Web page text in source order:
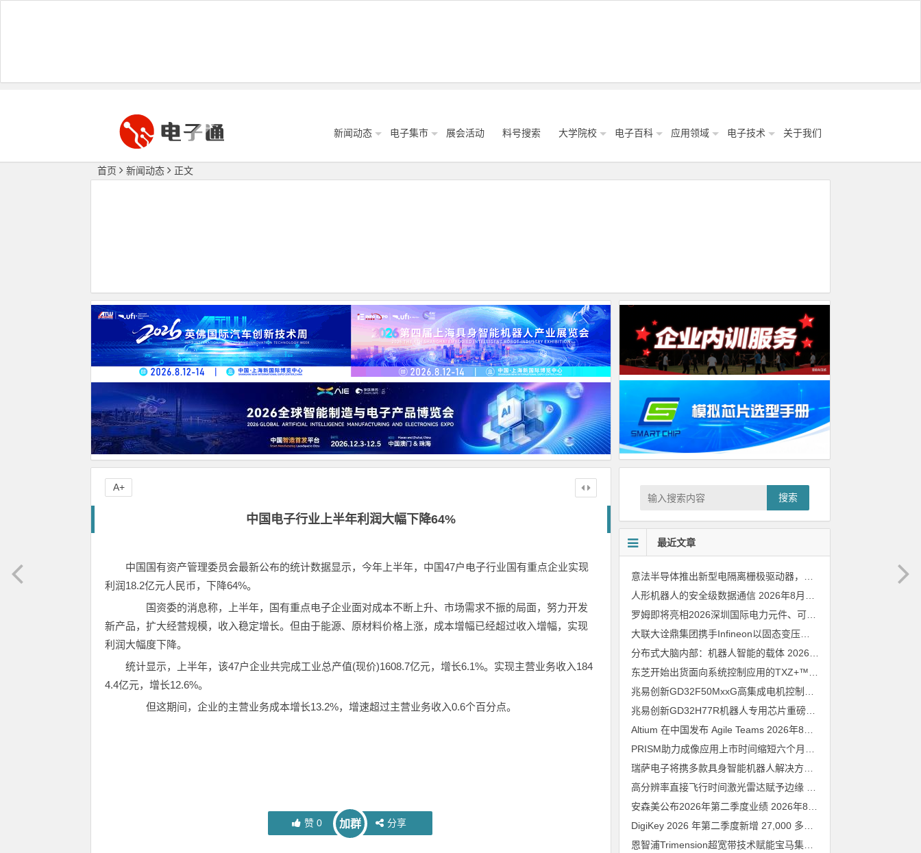
新闻动态 电子集市 展会活动 料号搜索 大学院校 电子百科 应用领域 电子技术 关于我们
首页 新闻动态 正文
中国电子行业上半年利润大幅下降64%
中国国有资产管理委员会最新公布的统计数据显示，今年上半年，中国47户电子行业国有重点企业实现
利润18.2亿元人民币，下降64%。
国资委的消息称，上半年，国有重点电子企业面对成本不断上升、市场需求不振的局面，努力开发
新产品，扩大经营规模，收入稳定增长。但由于能源、原材料价格上涨，成本增幅已经超过收入增幅，实现
利润大幅度下降。
统计显示，上半年，该47户企业共完成工业总产值(现价)1608.7亿元，增长6.1%。实现主营业务收入184
4.4亿元，增长12.6%。
但这期间，企业的主营业务成本增长13.2%，增速超过主营业务收入0.6个百分点。
赞0 加群 分享
A+
搜索
最近文章
人形机器人的安全级数据通信 2026年8月8日
罗姆即将亮相2026深圳国际电力元件、可再生能源管理展览会暨研讨会
大联大诠鼎集团携手Infineon以固态变压器重构配电效率新标杆
分布式大脑内部：机器人智能的载体 2026年8月6日
兆易创新GD32H77R机器人专用芯片重磅亮相，精准赋能伺服驱动与关节控制
Altium 在中国发布 Agile Teams 2026年8月6日
安森美公布2026年第二季度业绩 2026年8月6日
恩智浦Trimension超宽带技术赋能宝马集团Digital Key Plus及生命体存在检测功能